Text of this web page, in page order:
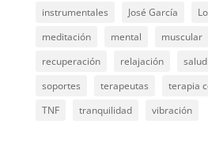
instrumentales
José García
meditación
mental muscular
recuperación
relajación salud
soportes
terapeutas
terapia
TNF
tranquilidad vibración